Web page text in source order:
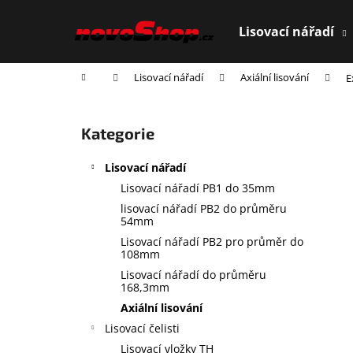
Lisovací nářadí
Domů Lisovací nářadí Axiální lisování
Přeskočit
kategorie
Kategorie
Lisovací nářadí
Lisovací nářadí PB1 do 35mm
lisovací nářadí PB2 do průměru
54mm
Lisovací nářadí PB2 pro průměr do
108mm
Lisovací nářadí do průměru
168,3mm
Axiální lisování
Lisovací čelisti
Lisovací vložky TH
í
Zpět
do
Zpět
do